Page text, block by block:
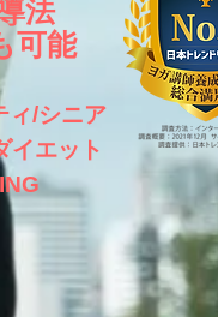
法
可能
ィ/シニア
イエット